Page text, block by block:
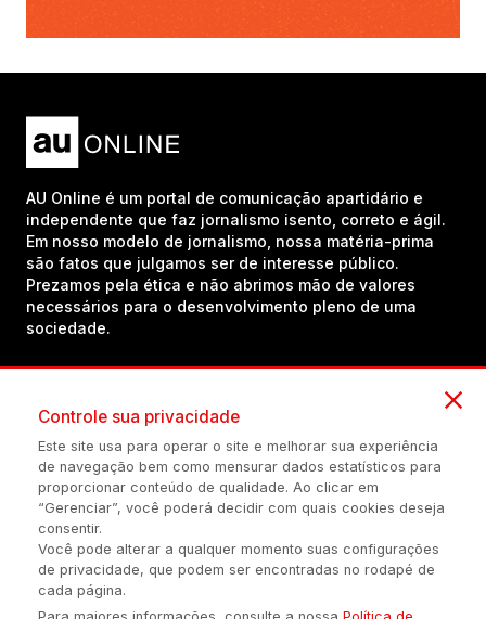
AU Online é um portal de comunicação apartidário e
independente que faz jornalismo isento, correto e ágil.
Em nosso modelo de jornalismo, nossa matéria-prima
são fatos que julgamos ser de interesse público.
Prezamos pela ética e não abrimos mão de valores
necessários para o desenvolvimento pleno de uma
sociedade.
(54) 98434-8385
Política de privacidade Configuração de Cookies Quem Somos
Controle sua privacidade
Este site usa para operar o site e melhorar sua experiência
de navegação bem como mensurar dados estatísticos para
proporcionar conteúdo de qualidade. Ao clicar em
“Gerenciar”, você poderá decidir com quais cookies deseja
consentir.
Você pode alterar a qualquer momento suas configurações
de privacidade, que podem ser encontradas no rodapé de
cada página.